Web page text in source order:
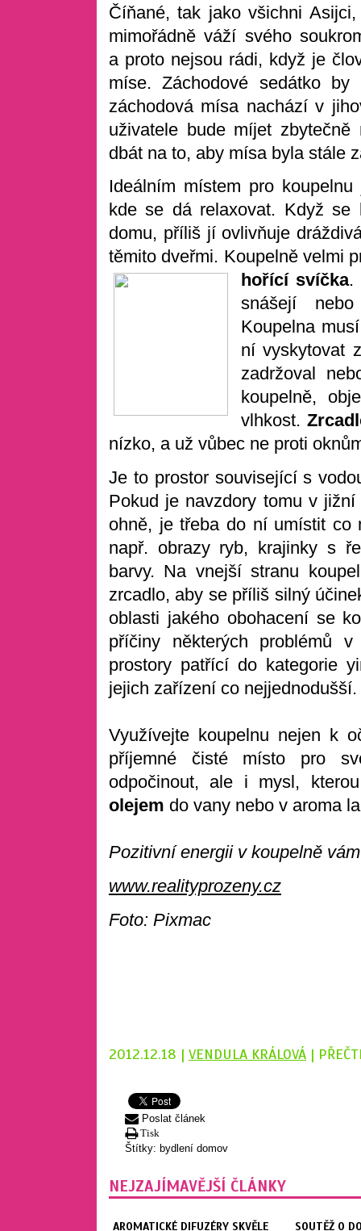
Číňané, tak jako všichni
mimořádně váží svého
a proto nejsou rádi, když je
míse. Záchodové sedátko
záchodová mísa nachází v
uživatele bude míjet
dbát na to, aby mísa byla stále
Ideálním místem pro
kde se dá relaxovat. Když se
domu, příliš jí ovlivňuje
těmito dveřmi. Koupelně velmi
hořící svíčka.
snášejí
Koupelna
ní vyskytovat
zadržoval
koupelně,
vlhkost.
nízko, a už vůbec ne proti
Je to prostor související s
Pokud je navzdory tomu v
ohně, je třeba do ní umístit co
např. obrazy ryb, krajinky s
barvy. Na vnejší stranu
zrcadlo, aby se příliš silný
oblasti jakého obohacení se
příčiny některých problémů
prostory patřící do kategorie
jejich zařízení co nejjednodušší.
Využívejte koupelnu nejen k
příjemné čisté místo pro
odpočinout, ale i mysl,
olejem do vany nebo v aroma
Pozitivní energii v koupelně
www.realityprozeny.cz
Foto: Pixmac
2012.12.18 | VENDULA KRÁLOVÁ |
Poslat článek
Tisk
Štítky: bydlení domov
NEJZAJÍMAVĚJŠÍ ČLÁNKY
AROMATICKÉ DIFUZÉRY SKVĚLE SOUTĚŽ O